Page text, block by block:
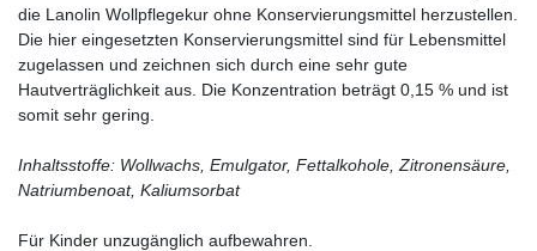
die Lanolin Wollpflegekur ohne Konservierungsmittel herzustellen.
Die hier eingesetzten Konservierungsmittel sind für Lebensmittel
zugelassen und zeichnen sich durch eine sehr gute
Hautverträglichkeit aus. Die Konzentration beträgt 0,15 % und ist
somit sehr gering.
Inhaltsstoffe: Wollwachs, Emulgator, Fettalkohole, Zitronensäure,
Natriumbenoat, Kaliumsorbat
Für Kinder unzugänglich aufbewahren.